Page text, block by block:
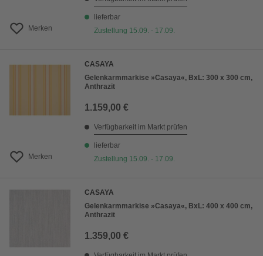
Merken
lieferbar
Zustellung 15.09. - 17.09.
Merken
CASAYA
Gelenkarmmarkise »Casaya«, BxL: 300 x 300 cm,
Anthrazit
1.159,00 €
Verfügbarkeit im Markt prüfen
lieferbar
Zustellung 15.09. - 17.09.
CASAYA
Gelenkarmmarkise »Casaya«, BxL: 400 x 400 cm,
Anthrazit
1.359,00 €